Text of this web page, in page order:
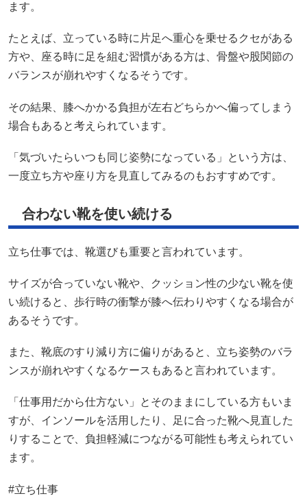
ます。
たとえば、立っている時に片足へ重心を乗せるクセがある
方や、座る時に足を組む習慣がある方は、骨盤や股関節の
バランスが崩れやすくなるそうです。
その結果、膝へかかる負担が左右どちらかへ偏ってしまう
場合もあると考えられています。
「気づいたらいつも同じ姿勢になっている」という方は、
一度立ち方や座り方を見直してみるのもおすすめです。
合わない靴を使い続ける
立ち仕事では、靴選びも重要と言われています。
サイズが合っていない靴や、クッション性の少ない靴を使
い続けると、歩行時の衝撃が膝へ伝わりやすくなる場合が
あるそうです。
また、靴底のすり減り方に偏りがあると、立ち姿勢のバラ
ンスが崩れやすくなるケースもあると言われています。
「仕事用だから仕方ない」とそのままにしている方もいま
すが、インソールを活用したり、足に合った靴へ見直した
りすることで、負担軽減につながる可能性も考えられてい
ます。
#立ち仕事